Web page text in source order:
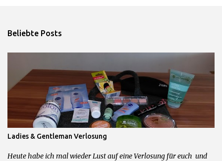
f
n
h
Beliebte Posts
Ladies & Gentleman Verlosung
Heute habe ich mal wieder Lust auf eine Verlosung für euch und